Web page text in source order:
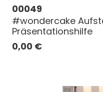
00049
#wondercake
Präsentationshilfe
0,00 €